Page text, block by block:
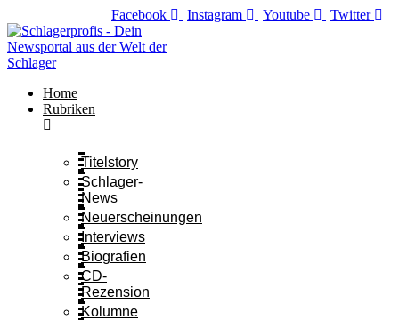
Inhalt
springen
Facebook Instagram Youtube Twitter
Home
Rubriken
Titelstory
Schlager-
News
Neuerscheinungen
Interviews
Biografien
CD-
Rezension
Kolumne